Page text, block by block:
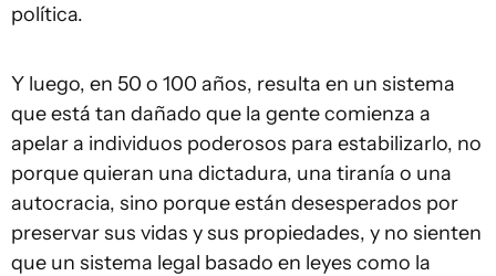
política.
Y luego, en 50 o 100 años, resulta en un sistema
que está tan dañado que la gente comienza a
apelar a individuos poderosos para estabilizarlo, no
porque quieran una dictadura, una tiranía o una
autocracia, sino porque están desesperados por
preservar sus vidas y sus propiedades, y no sienten
que un sistema legal basado en leyes como la